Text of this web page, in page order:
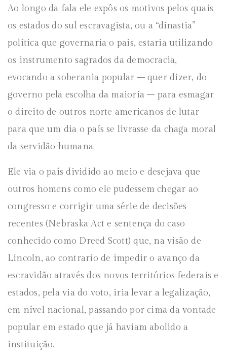
Ao longo da fala ele expôs os motivos pelos quais
os estados do sul escravagista, ou a “dinastia”
política que governaria o pais, estaria utilizando
os instrumento sagrados da democracia,
evocando a soberania popular – quer dizer, do
governo pela escolha da maioria – para esmagar
o direito de outros norte americanos de lutar
para que um dia o país se livrasse da chaga moral
da servidão humana.
Ele via o país dividido ao meio e desejava que
outros homens como ele pudessem chegar ao
congresso e corrigir uma série de decisões
recentes (Nebraska Act e sentença do caso
conhecido como Dreed Scott) que, na visão de
Lincoln, ao contrario de impedir o avanço da
escravidão através dos novos territórios federais e
estados, pela via do voto, iria levar a legalização,
em nível nacional, passando por cima da vontade
popular em estado que já haviam abolido a
instituição.